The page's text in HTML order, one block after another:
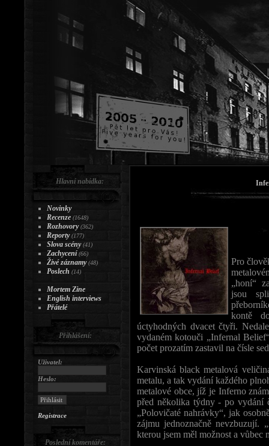
Pro
„honí“
jsou
kontě
úctyhodných dvacet čtyři.
vydaném kotouči „Infernal
počet prozatím zastavil na čísle
Karvinská black metalová
metalu, a tak vydání každého
metalové obce, jíž je Inferno
před několika týdny - po vydání
„Polovičaté nahrávky“, jak
zájmu jednoznačně nevzbuzují.
kterou jsem měl možnost a vůbec
Hlavní nabídka:
Novinky
Recenze (1648)
Rozhovory (362)
Reporty (177)
Slova scény (41)
Zachycení (66)
Živé záznamy (48)
Poslech (14)
Mortem Zine
English interviews
Přátelé
Přihlášení:
Uživatel:
Heslo:
Registrace
Poslední komentáře: